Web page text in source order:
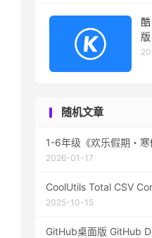
版
随机文章
1-6年级《欢乐假期・
2026-01-17
CoolUtils Total CSV
2025-10-15
GitHub桌面版 GitHub